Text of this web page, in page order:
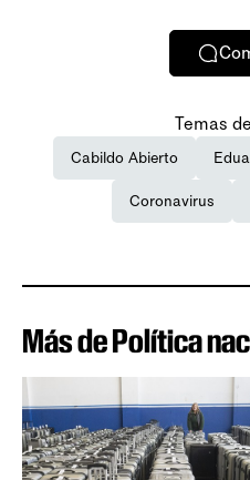
Temas
Cabildo Abierto
Coronavirus
Más de Política